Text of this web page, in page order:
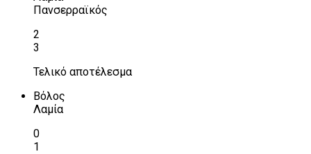
Πανσερραϊκός
2
3
Τελικό αποτέλεσμα
Βόλος
Λαμία
0
1